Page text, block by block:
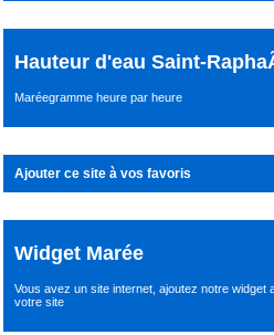
Hauteur d'eau Saint-
Maréegramme heure par heure
Ajouter ce site à vos favoris
Widget Marée
Vous avez un site internet,ajoutez notre widget
votre site